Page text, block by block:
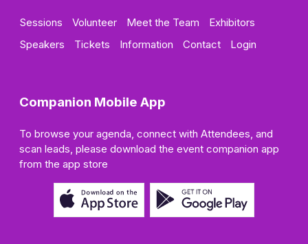
Sessions Volunteer Meet the Team
Exhibitors
Speakers
Tickets Information Contact Login
Companion Mobile App
To browse your agenda, connect with Attendees, and
scan leads, please download the event companion app
from the app store